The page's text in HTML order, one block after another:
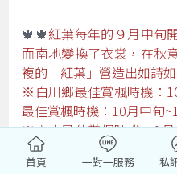
🍁🍁紅葉每年的９月中旬
而南地變換了衣裳，在秋
複的「紅葉」營造出如詩
※白川鄉最佳賞楓時機：
最佳賞楓時機：10月中旬
※立山最佳賞楓時機：9
最佳賞楓時機：10月中旬
🍁紅葉期參考：預測9月
首頁 一對一服務 私